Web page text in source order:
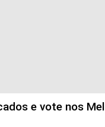
e vote nos